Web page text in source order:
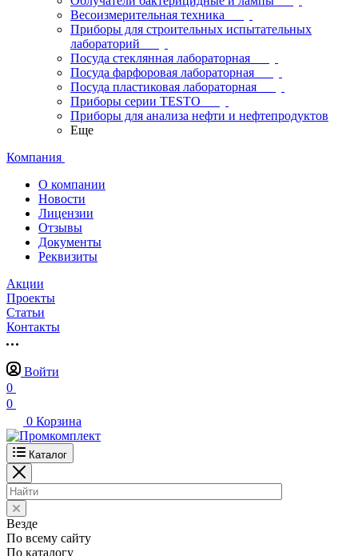
Весоизмерительная техника
Приборы для строительных испытательных
лабораторий
Посуда стеклянная лабораторная
Посуда фарфоровая лабораторная
Посуда пластиковая лабораторная
Приборы серии TESTO
Приборы для анализа нефти и нефтепродуктов
Еще
Компания
О компании
Новости
Лицензии
Отзывы
Документы
Реквизиты
Акции
Проекты
Статьи
Контакты
Войти
0
0
0 Корзина
Каталог
Везде
По всему сайту
По каталогу